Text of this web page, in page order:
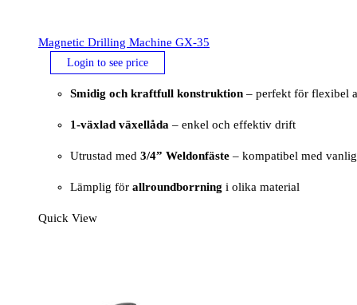
Magnetic Drilling Machine GX-35
Login to see price
Smidig och kraftfull konstruktion – perfekt för flexibel
1-växlad växellåda – enkel och effektiv drift
Utrustad med 3/4” Weldonfäste – kompatibel med
Lämplig för allroundborrning i olika material
Quick View